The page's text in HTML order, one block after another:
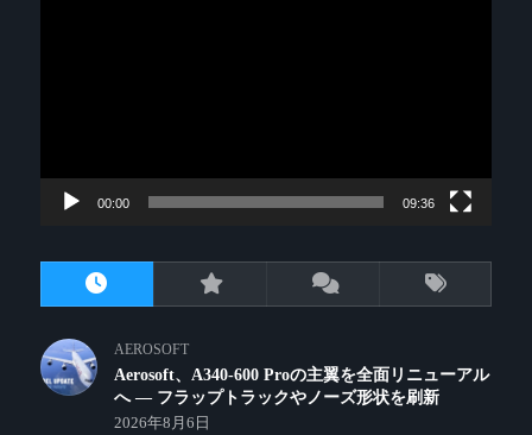
00:00 09:36
AEROSOFT
Aerosoft、A340-600 Proの主翼を全面リニューアル
へ ― フラップトラックやノーズ形状を刷新
2026年8月6日